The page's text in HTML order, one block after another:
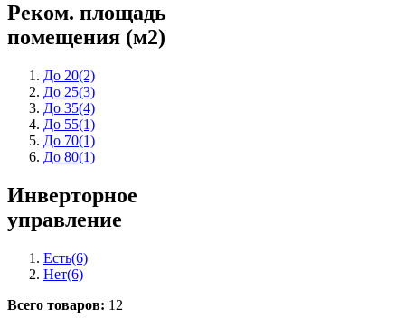
Реком. площадь
помещения (м2)
До 20(2)
До 25(3)
До 35(4)
До 55(1)
До 70(1)
До 80(1)
Инверторное
управление
Есть(6)
Нет(6)
Всего товаров: 12